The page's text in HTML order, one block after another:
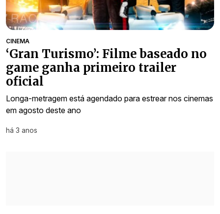
CINEMA
‘Gran Turismo’: Filme baseado no
game ganha primeiro trailer
oficial
Longa-metragem está agendado para estrear nos cinemas
em agosto deste ano
há 3 anos